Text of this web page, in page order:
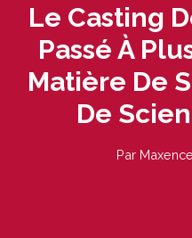
Le Casting
Passé À
Matière De
De
Par Maxence